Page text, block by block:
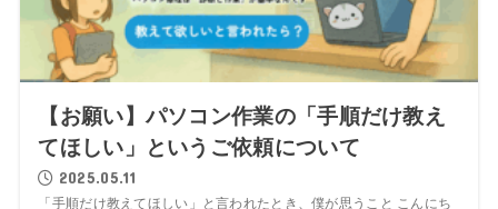
【お願い】パソコン作業の「手順だけ教え
てほしい」というご依頼について
2025.05.11
「手順だけ教えてほしい」と言われたとき、僕が思うこと こんにち